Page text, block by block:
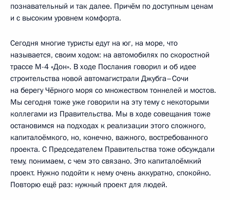
познавательный и так далее. Причём по доступным ценам
и с высоким уровнем комфорта.
Сегодня многие туристы едут на юг, на море, что
называется, своим ходом: на автомобилях по скоростной
трассе М-4 «Дон». В ходе Послания говорил и об идее
строительства новой автомагистрали Джубга–Сочи
на берегу Чёрного моря со множеством тоннелей и мостов.
Мы сегодня тоже уже говорили на эту тему с некоторыми
коллегами из Правительства. Мы в ходе совещания тоже
остановимся на подходах к реализации этого сложного,
капиталоёмкого, но, конечно, важного, востребованного
проекта. С Председателем Правительства тоже обсуждали
тему, понимаем, с чем это связано. Это капиталоёмкий
проект. Нужно подойти к нему очень аккуратно, спокойно.
Повторю ещё раз: нужный проект для людей.